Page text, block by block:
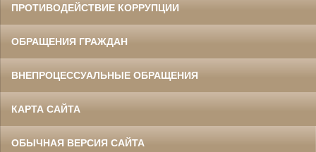
ПРОТИВОДЕЙСТВИЕ КОРРУПЦИИ
ОБРАЩЕНИЯ ГРАЖДАН
ВНЕПРОЦЕССУАЛЬНЫЕ ОБРАЩЕНИЯ
КАРТА САЙТА
ОБЫЧНАЯ ВЕРСИЯ САЙТА